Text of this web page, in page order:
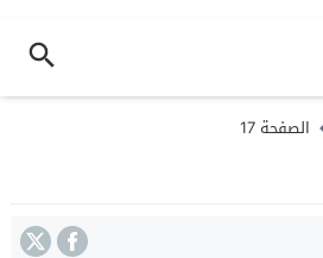
الصفحة 17